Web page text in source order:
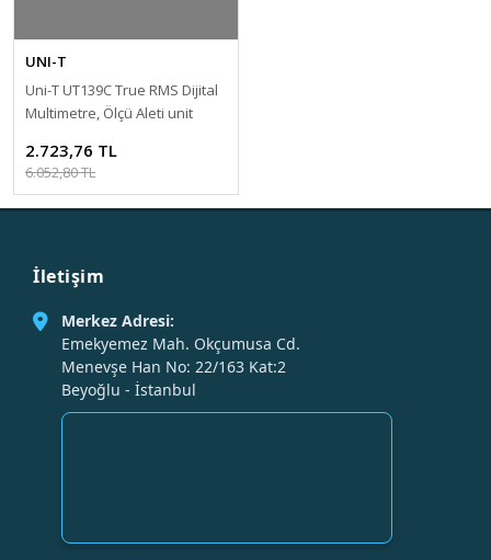
UNI-T
Uni-T UT139C True RMS Dijital
Multimetre, Ölçü Aleti unit
2.723,76 TL
6.052,80 TL
İletişim
Merkez Adresi:
Emekyemez Mah. Okçumusa Cd.
Menevşe Han No: 22/163 Kat:2
Beyoğlu - İstanbul